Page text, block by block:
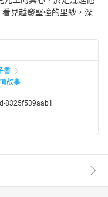
見越發堅強的里紗，深
書
故事
8325f539aab1